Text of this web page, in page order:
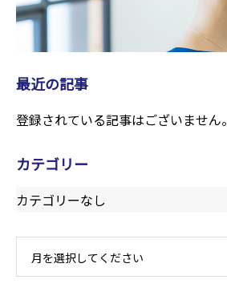
最近の記事
登録されている記事はございません。
カテゴリー
カテゴリーなし
月を選択してください